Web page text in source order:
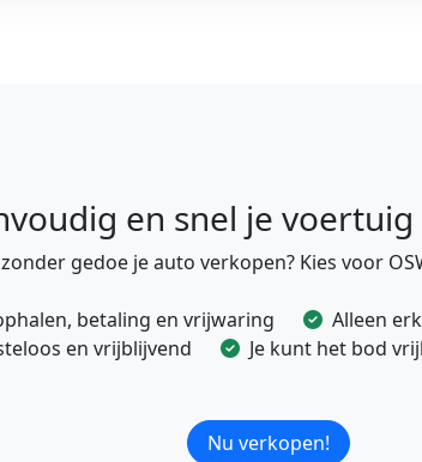
en snel je
gedoe je auto verkopen? Kies voor
betaling en vrijwaring Alleen
en vrijblijvend
Je kunt het bod
Nu verkopen!